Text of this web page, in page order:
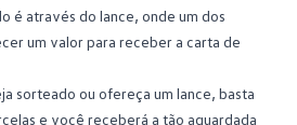
é através do lance, onde um dos
um valor para receber a carta de
sorteado ou ofereça um lance, basta
e você receberá a tão aguardada